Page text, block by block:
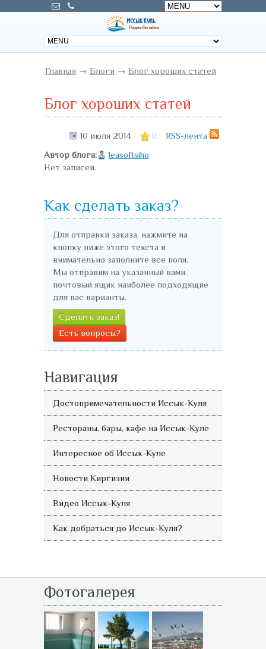
Главная → Блоги → Блог хороших статей
Блог хороших статей
10 июля 2014 0
RSS-лента
Автор блога:
leasoftsiho
Нет записей.
Как сделать заказ?
Для отправки заказа, нажмите на
кнопку ниже этого текста и
внимательно заполните все поля.
Мы отправим на указанный вами
почтовый ящик наиболее подходящие
для вас варианты.
Сделать заказ!
Есть вопросы?
Навигация
Достопримечательности Иссык-Куля
Рестораны, бары, кафе на Иссык-Куле
Интересное об Иссык-Куле
Новости Киргизии
Видео Иссык-Куля
Как добраться до Иссык-Куля?
Фотогалерея